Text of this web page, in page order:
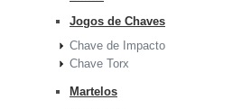
Jogos de Chaves
Chave de Impacto
Chave Torx
Martelos